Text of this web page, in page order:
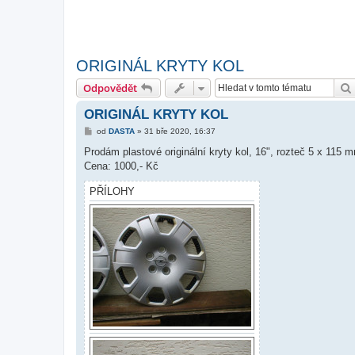
ORIGINÁL KRYTY KOL
Odpovědět
ORIGINÁL KRYTY KOL
P
í
p
v
e
k
od DASTA» 31 bře 2020, 16:37
Prodám plastové originální kryty kol, 16", rozteč 5 x 115
Cena: 1000,- Kč
PŘÍLOHY